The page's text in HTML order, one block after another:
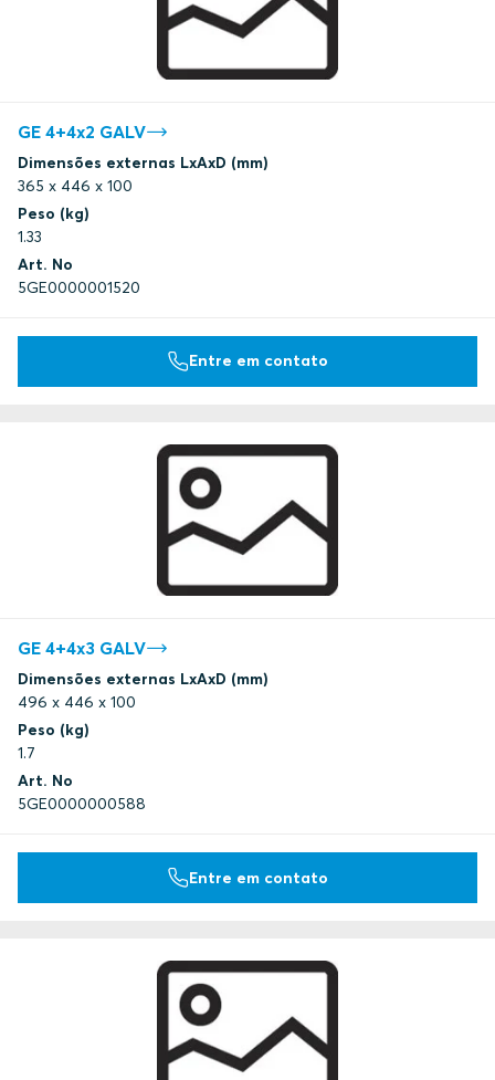
GE 4+4x2 GALV
Dimensões externas LxAxD (mm)
365 x 446 x 100
Peso (kg)
1.33
Art. No
5GE0000001520
Entre em contato
GE 4+4x3 GALV
Dimensões externas LxAxD (mm)
496 x 446 x 100
Peso (kg)
1.7
Art. No
5GE0000000588
Entre em contato